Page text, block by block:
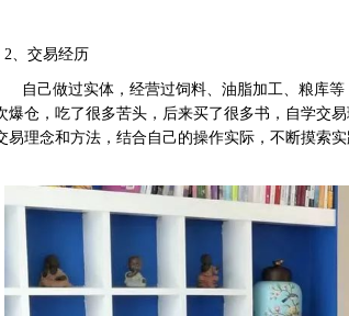
2、交易经历
自己做过实体，经营过饲料、油脂加工、粮库等
爆仓，吃了很多苦头，后来买了很多书，自学交
易理念和方法，结合自己的操作实际，不断摸索